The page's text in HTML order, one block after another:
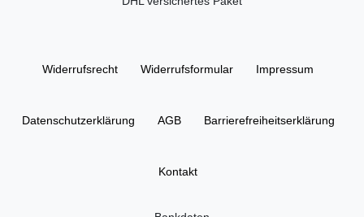
Widerrufs­recht Widerrufs­formular Impressum
Daten­schutz­erklärung AGB Barrierefreiheitserklärung
Kontakt